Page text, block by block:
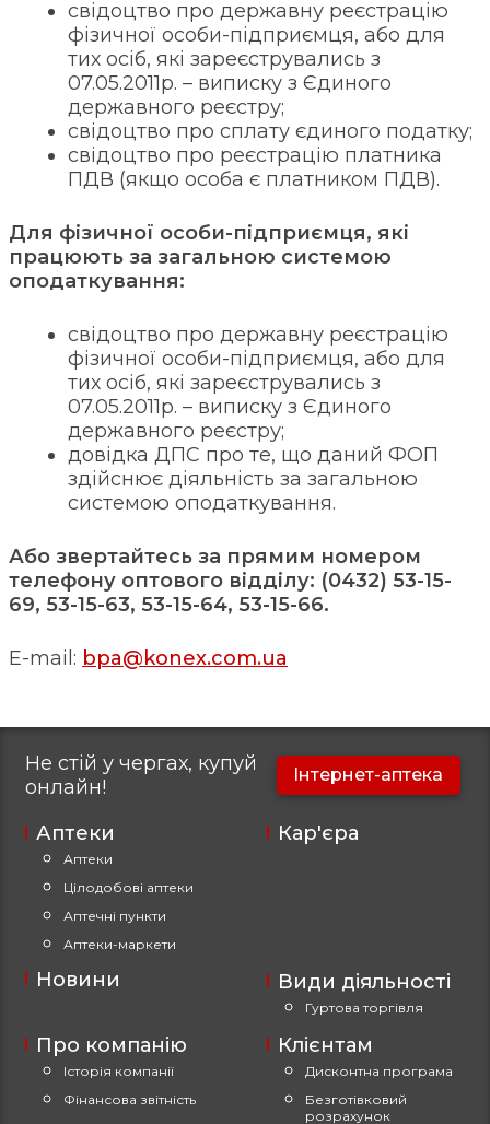
свідоцтво про державну реєстрацію
фізичної особи-підприємця, або для
тих осіб, які зареєструвались з
07.05.2011р. – виписку з Єдиного
державного реєстру;
свідоцтво про сплату єдиного податку;
свідоцтво про реєстрацію платника
ПДВ (якщо особа є платником ПДВ).
Для фізичної особи-підприємця, які
працюють за загальною системою
оподаткування:
свідоцтво про державну реєстрацію
фізичної особи-підприємця, або для
тих осіб, які зареєструвались з
07.05.2011р. – виписку з Єдиного
державного реєстру;
довідка ДПС про те, що даний ФОП
здійснює діяльність за загальною
системою оподаткування.
Або звертайтесь за прямим номером
телефону оптового відділу: (0432) 53-15-
69, 53-15-63, 53-15-64, 53-15-66.
E-mail: bpa@konex.com.ua
Не стій у чергах, купуй
онлайн!
Інтернет-аптека
Аптеки
Аптеки
Цілодобові аптеки
Аптечні пункти
Аптеки-маркети
Про компанію
Історія компанії
Фінансова звітність
Види діяльності
Гуртова торгівля
Новини
Клієнтам
Дисконтна програма
Безготівковий
розрахунок
Кар'єра